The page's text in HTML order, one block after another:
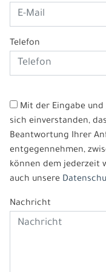
Telefon
Mit der Eingabe
sich einverstanden,
Beantwortung Ihrer
entgegennehmen,
können dem jederzeit
auch unsere
Nachricht